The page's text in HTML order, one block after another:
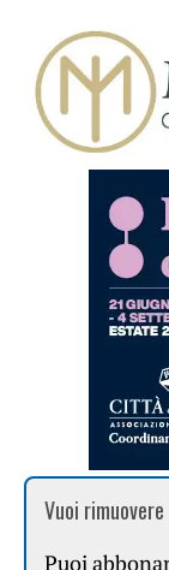
Vuoi
Puoi